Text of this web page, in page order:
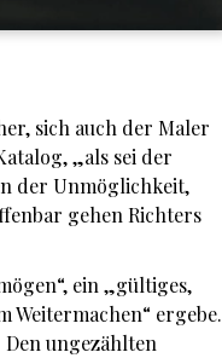
sich auch der Maler
„als sei der
der Unmöglichkeit,
gehen Richters
ein „gültiges,
Weitermachen“ ergebe.
ungezählten